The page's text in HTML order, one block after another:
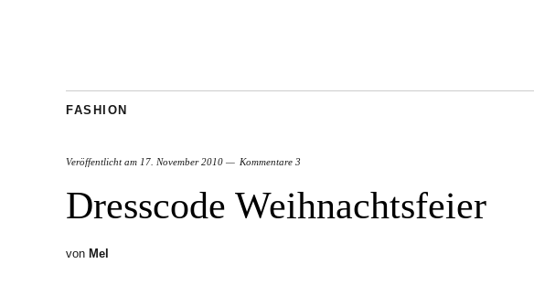
FASHION
Veröffentlicht am 17. November 2010 Kommentare 3
Dresscode Weihnachtsfeier
von Mel